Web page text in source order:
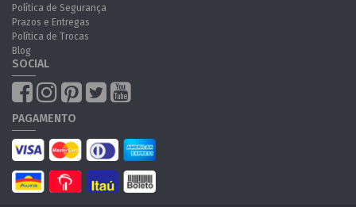
Política de Segurança
Prazos e Entregas
Política de Trocas
Blog
SOCIAL
PAGAMENTO